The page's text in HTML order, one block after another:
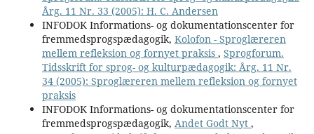
Årg. 11 Nr. 33 (2005): H. C. Andersen
INFODOK Informations- og dokumentationscenter for
fremmedsprogspædagogik, Kolofon - Sproglæreren
mellem refleksion og fornyet praksis , Sprogforum.
Tidsskrift for sprog- og kulturpædagogik: Årg. 11 Nr.
34 (2005): Sproglæreren mellem refleksion og fornyet
praksis
INFODOK Informations- og dokumentationscenter for
fremmedsprogspædagogik, Andet Godt Nyt ,